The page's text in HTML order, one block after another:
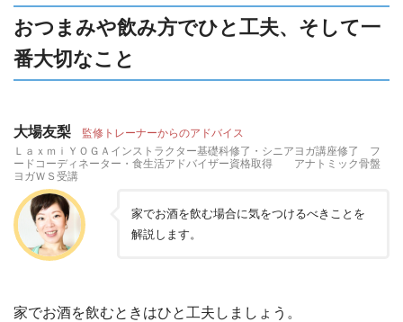
おつまみや飲み方でひと工夫、そして一
番大切なこと
大場友梨 監修トレーナーからのアドバイス
ＬａｘｍｉＹＯＧＡインストラクター基礎科修了・シニアヨガ講座修了 フ
ードコーディネーター・食生活アドバイザー資格取得 アナトミック骨盤
ヨガＷＳ受講
家でお酒を飲む場合に気をつけるべきことを
解説します。
家でお酒を飲むときはひと工夫しましょう。